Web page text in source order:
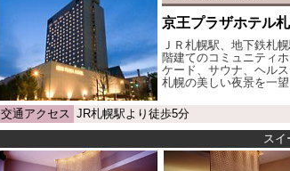
京王プラザホテル
ＪＲ札幌駅、地下鉄札
階建てのコミュニティ
ケード、サウナ、ヘル
札幌の美しい夜景を一
交通アクセス JR札幌駅より徒歩5分
スイ